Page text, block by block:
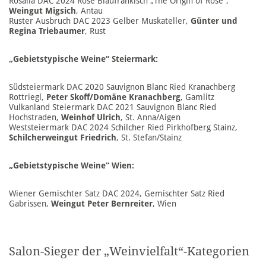
Weingut Migsich, Antau
Ruster Ausbruch DAC 2023 Gelber Muskateller, Günter und
Regina Triebaumer, Rust
„Gebietstypische Weine“ Steiermark:
Südsteiermark DAC 2020 Sauvignon Blanc Ried Kranachberg
Rottriegl, Peter Skoff/Domäne Kranachberg, Gamlitz
Vulkanland Steiermark DAC 2021 Sauvignon Blanc Ried
Hochstraden, Weinhof Ulrich, St. Anna/Aigen
Weststeiermark DAC 2024 Schilcher Ried Pirkhofberg Stainz,
Schilcherweingut Friedrich, St. Stefan/Stainz
„Gebietstypische Weine“ Wien:
Wiener Gemischter Satz DAC 2024, Gemischter Satz Ried
Gabrissen, Weingut Peter Bernreiter, Wien
Salon-Sieger der „Weinvielfalt“-Kategorien